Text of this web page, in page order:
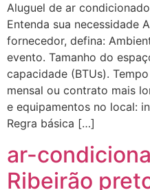
Aluguel de ar
Entenda sua necessidade
fornecedor, defina:
evento. Tamanho do
capacidade (BTUs).
mensal ou contrato mais
e equipamentos no local:
Regra básica […]
ar-
Ribeirão